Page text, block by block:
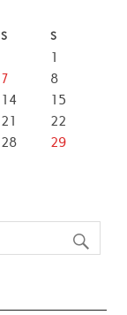
S S
1
7
8
14
15
21
22
28
29